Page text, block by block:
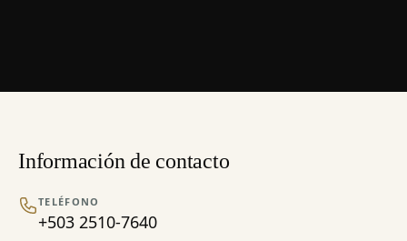
Información de contacto
TELÉFONO
+503 2510-7640